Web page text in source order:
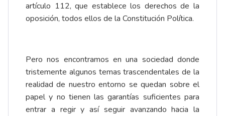
artículo 112, que establece los derechos de la
oposición, todos ellos de la Constitución Política.
Pero nos encontramos en una sociedad donde
tristemente algunos temas trascendentales de la
realidad de nuestro entorno se quedan sobre el
papel y no tienen las garantías suficientes para
entrar a regir y así seguir avanzando hacia la